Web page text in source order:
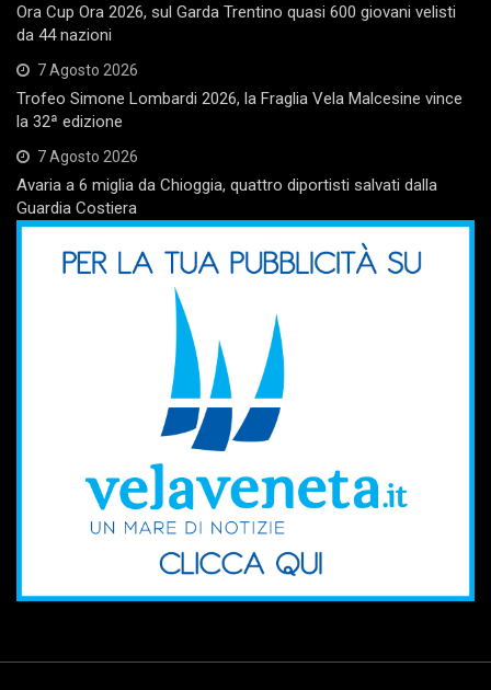
Ora Cup Ora 2026, sul Garda Trentino quasi 600 giovani velisti
da 44 nazioni
7 Agosto 2026
Trofeo Simone Lombardi 2026, la Fraglia Vela Malcesine vince
la 32ª edizione
7 Agosto 2026
Avaria a 6 miglia da Chioggia, quattro diportisti salvati dalla
Guardia Costiera